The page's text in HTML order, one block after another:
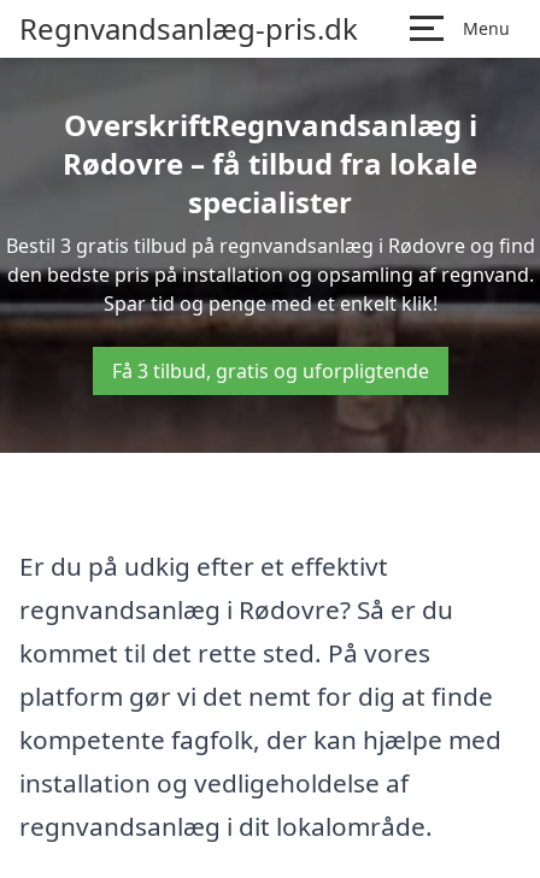
Regnvandsanlæg-pris.dk Menu
OverskriftRegnvandsanlæg i
Rødovre – få tilbud fra lokale
specialister
Bestil 3 gratis tilbud på regnvandsanlæg i Rødovre og find
den bedste pris på installation og opsamling af regnvand.
Spar tid og penge med et enkelt klik!
Få 3 tilbud, gratis og uforpligtende
Er du på udkig efter et effektivt
regnvandsanlæg i Rødovre? Så er du
kommet til det rette sted. På vores
platform gør vi det nemt for dig at finde
kompetente fagfolk, der kan hjælpe med
installation og vedligeholdelse af
regnvandsanlæg i dit lokalområde.